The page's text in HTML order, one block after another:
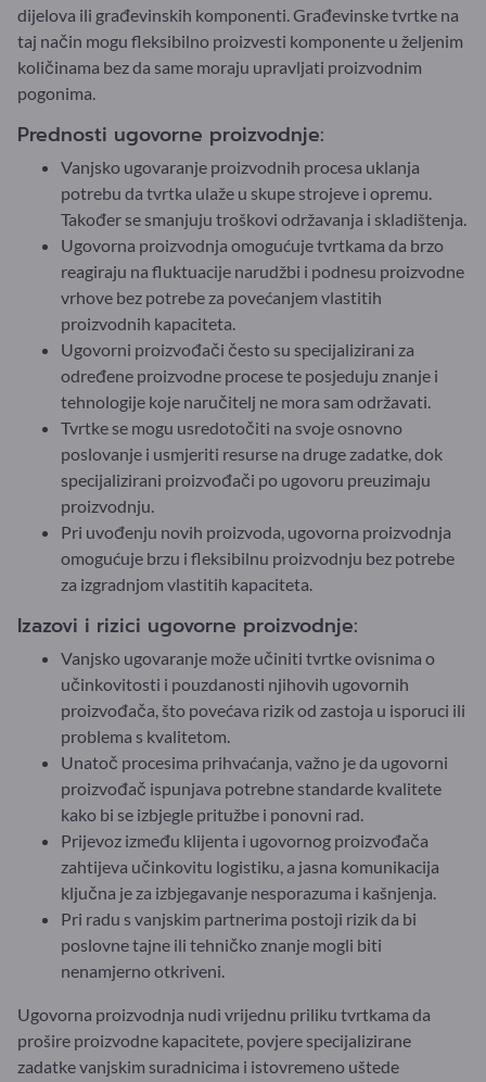
dijelova ili građevinskih komponenti. Građevinske tvrtke na
taj način mogu fleksibilno proizvesti komponente u željenim
količinama bez da same moraju upravljati proizvodnim
pogonima.
Prednosti ugovorne proizvodnje:
Vanjsko ugovaranje proizvodnih procesa uklanja
potrebu da tvrtka ulaže u skupe strojeve i opremu.
Također se smanjuju troškovi održavanja i skladištenja.
Ugovorna proizvodnja omogućuje tvrtkama da brzo
reagiraju na fluktuacije narudžbi i podnesu proizvodne
vrhove bez potrebe za povećanjem vlastitih
proizvodnih kapaciteta.
Ugovorni proizvođači često su specijalizirani za
određene proizvodne procese te posjeduju znanje i
tehnologije koje naručitelj ne mora sam održavati.
Tvrtke se mogu usredotočiti na svoje osnovno
poslovanje i usmjeriti resurse na druge zadatke, dok
specijalizirani proizvođači po ugovoru preuzimaju
proizvodnju.
Pri uvođenju novih proizvoda, ugovorna proizvodnja
omogućuje brzu i fleksibilnu proizvodnju bez potrebe
za izgradnjom vlastitih kapaciteta.
Izazovi i rizici ugovorne proizvodnje:
Vanjsko ugovaranje može učiniti tvrtke ovisnima o
učinkovitosti i pouzdanosti njihovih ugovornih
proizvođača, što povećava rizik od zastoja u isporuci ili
problema s kvalitetom.
Unatoč procesima prihvaćanja, važno je da ugovorni
proizvođač ispunjava potrebne standarde kvalitete
kako bi se izbjegle pritužbe i ponovni rad.
Prijevoz između klijenta i ugovornog proizvođača
zahtijeva učinkovitu logistiku, a jasna komunikacija
ključna je za izbjegavanje nesporazuma i kašnjenja.
Pri radu s vanjskim partnerima postoji rizik da bi
poslovne tajne ili tehničko znanje mogli biti
nenamjerno otkriveni.
Ugovorna proizvodnja nudi vrijednu priliku tvrtkama da
prošire proizvodne kapacitete, povjere specijalizirane
zadatke vanjskim suradnicima i istovremeno uštede